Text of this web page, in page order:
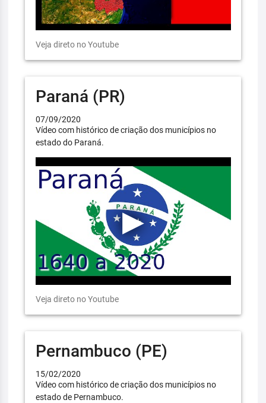
Veja direto no Youtube
Paraná (PR)
07/09/2020
Vídeo com histórico de criação dos municípios no
estado do Paraná.
Veja direto no Youtube
Pernambuco (PE)
15/02/2020
Vídeo com histórico de criação dos municípios no
estado de Pernambuco.